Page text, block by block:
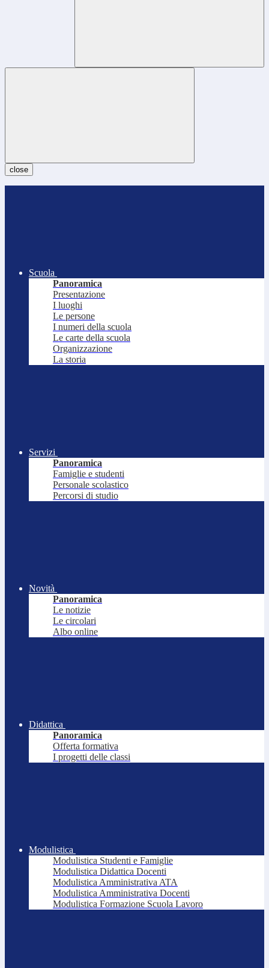
close
Scuola
Panoramica
Presentazione
I luoghi
Le persone
I numeri della scuola
Le carte della scuola
Organizzazione
La storia
Servizi
Panoramica
Famiglie e studenti
Personale scolastico
Percorsi di studio
Novità
Panoramica
Le notizie
Le circolari
Albo online
Didattica
Panoramica
Offerta formativa
I progetti delle classi
Modulistica
Modulistica Studenti e Famiglie
Modulistica Didattica Docenti
Modulistica Amministrativa ATA
Modulistica Amministrativa Docenti
Modulistica Formazione Scuola Lavoro